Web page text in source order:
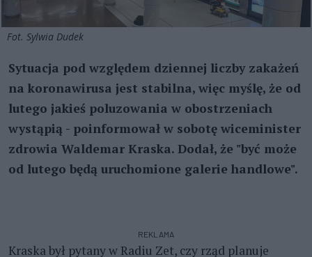
Fot. Sylwia Dudek
Sytuacja pod względem dziennej liczby zakażeń
na koronawirusa jest stabilna, więc myślę, że od
lutego jakieś poluzowania w obostrzeniach
wystąpią - poinformował w sobotę wiceminister
zdrowia Waldemar Kraska. Dodał, że "być może
od lutego będą uruchomione galerie handlowe".
REKLAMA
Kraska był pytany w Radiu Zet, czy rząd planuje